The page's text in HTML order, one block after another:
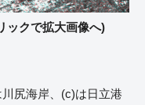
ックで拡大画像へ)
尻海岸、(c)は日立港